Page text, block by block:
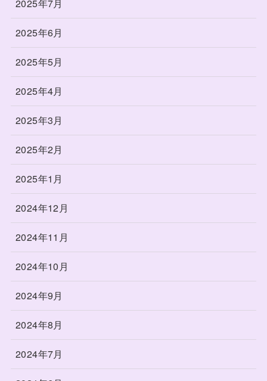
2025年7月
2025年6月
2025年5月
2025年4月
2025年3月
2025年2月
2025年1月
2024年12月
2024年11月
2024年10月
2024年9月
2024年8月
2024年7月